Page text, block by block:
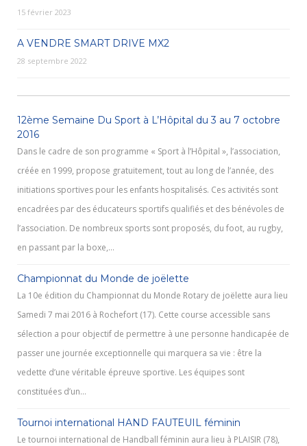
15 février 2023
A VENDRE SMART DRIVE MX2
28 septembre 2022
12ème Semaine Du Sport à L’Hôpital du 3 au 7 octobre
2016
Dans le cadre de son programme « Sport à l’Hôpital », l’association,
créée en 1999, propose gratuitement, tout au long de l’année, des
initiations sportives pour les enfants hospitalisés. Ces activités sont
encadrées par des éducateurs sportifs qualifiés et des bénévoles de
l’association. De nombreux sports sont proposés, du foot, au rugby,
en passant par la boxe,…
Championnat du Monde de joëlette
La 10e édition du Championnat du Monde Rotary de joëlette aura lieu
Samedi 7 mai 2016 à Rochefort (17). Cette course accessible sans
sélection a pour objectif de permettre à une personne handicapée de
passer une journée exceptionnelle qui marquera sa vie : être la
vedette d’une véritable épreuve sportive. Les équipes sont
constituées d’un…
Tournoi international HAND FAUTEUIL féminin
Le tournoi international de Handball féminin aura lieu à PLAISIR (78),